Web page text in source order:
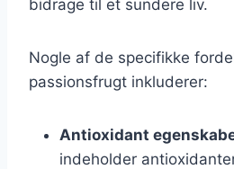
bidrage til et sundere liv.
Nogle af de specifikke
passionsfrugt inkluderer:
Antioxidant
indeholder